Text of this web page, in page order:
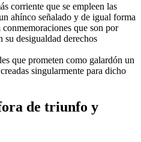
corriente que se empleen las
ahínco señalado y de igual forma
que son por
su desigualdad derechos
que prometen como galardón un
singularmente para dicho
de triunfo y